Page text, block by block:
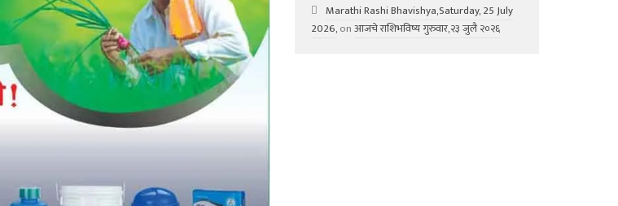
Marathi Rashi Bhavishya,Saturday, 25 July
2026,onआजचे राशिभविष्य गुरुवार,२३ जुलै २०२६